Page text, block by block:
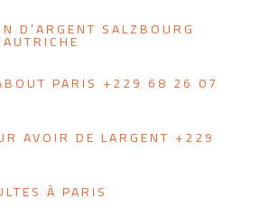
D’ARGENT SALZBOURG
PARIS +229 68 26 07
AVOIR DE LARGENT +229
À PARIS